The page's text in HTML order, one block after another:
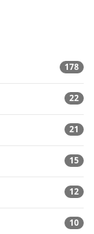
178
22
21
15
12
10